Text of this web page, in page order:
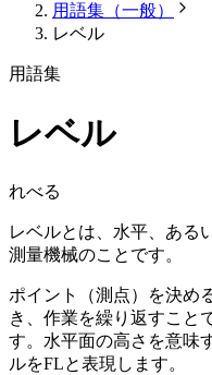
用語集（一般）
レベル
用語集
レベル
れべる
レベルとは、水平、ある
測量機械のことです。
ポイント（測点）を決め
き、作業を繰り返すこと
す。水平面の高さを意味
ルをFLと表現します。